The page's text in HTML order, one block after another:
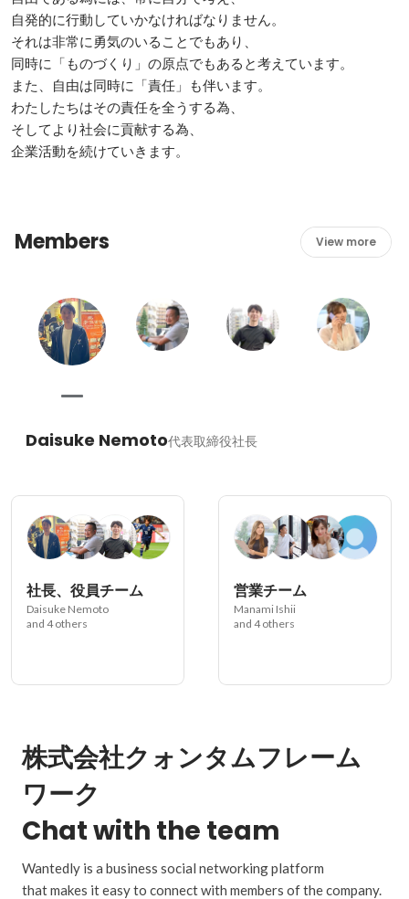
自発的に行動していかなければなりません。
それは非常に勇気のいることでもあり、
同時に「ものづくり」の原点でもあると考えています。
また、自由は同時に「責任」も伴います。
わたしたちはその責任を全うする為、
そしてより社会に貢献する為、
Members View more
Daisuke Nemoto代表取締役社長
社長、役員チーム
Daisuke Nemoto
and 4 others
営業チーム
Manami Ishii
and 4 others
株式会社クォンタムフレーム
ワーク
Chat with the team
Wantedly is a business social networking platform
that makes it easy to connect with members of the company.